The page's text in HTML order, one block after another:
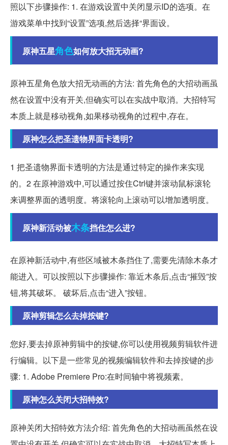
照以下步骤操作: 1. 在游戏设置中关闭显示ID的选项。在
游戏菜单中找到“设置”选项,然后选择“界面设。
原神五星角色如何放大招无动画?
原神五星角色放大招无动画的方法: 首先角色的大招动画虽
然在设置中没有开关,但确实可以在实战中取消。大招特写
本质上就是移动视角,如果移动视角的过程中,存在。
原神怎么把圣遗物界面卡透明?
1 把圣遗物界面卡透明的方法是通过特定的操作来实现
的。2 在原神游戏中,可以通过按住Ctrl键并滚动鼠标滚轮
来调整界面的透明度。将滚轮向上滚动可以增加透明度。
原神新活动被木条挡住怎么进?
在原神新活动中,有些区域被木条挡住了,需要先清除木条才
能进入。可以按照以下步骤操作: 靠近木条后,点击“摧毁”按
钮,将其破坏。 破坏后,点击“进入”按钮。
原神剪辑怎么去掉按键?
您好,要去掉原神剪辑中的按键,你可以使用视频剪辑软件进
行编辑。以下是一些常见的视频编辑软件和去掉按键的步
骤: 1. Adobe Premiere Pro:在时间轴中将视频素。
原神怎么关闭大招特效?
原神关闭大招特效方法介绍: 首先角色的大招动画虽然在设